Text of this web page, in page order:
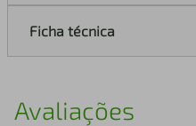
Ficha técnica
Avaliações